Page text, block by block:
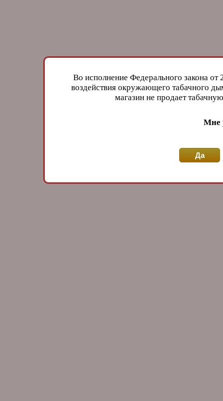
Во исполнение Федерального закона
воздействия окружающего табачного
магазин не продает
Мне
Да